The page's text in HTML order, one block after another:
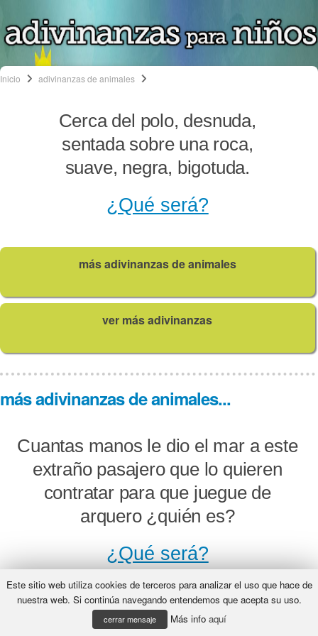
Inicio adivinanzas de animales
Cerca del polo, desnuda,
sentada sobre una roca,
suave, negra, bigotuda.
¿Qué será?
más adivinanzas de animales
ver más adivinanzas
más adivinanzas de animales...
Cuantas manos le dio el mar a este
extraño pasajero que lo quieren
contratar para que juegue de
arquero ¿quién es?
¿Qué será?
Adivina adivinador, por las
Este sitio web utiliza cookies de terceros para analizar el uso que hace de
nuestra web. Si continúa navegando entendemos que acepta su uso.
cerrar mensaje Más info aquí